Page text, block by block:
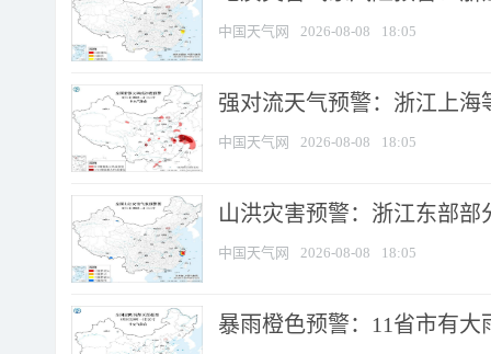
中国天气网 2026-08-08 18:05
强对流天气预警：浙江上海
中国天气网 2026-08-08 18:05
山洪灾害预警：浙江东部
中国天气网 2026-08-08 18:05
暴雨橙色预警：11省市有